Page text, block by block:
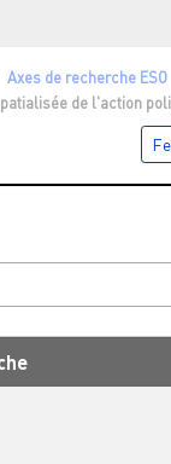
Axes de recherche ESO
de l'action